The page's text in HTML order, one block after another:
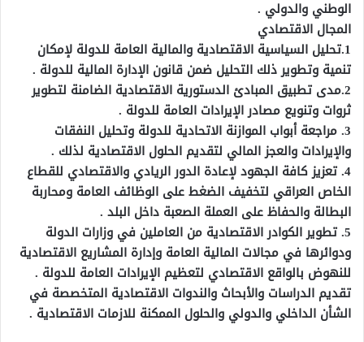
الوطني والدولي .
المجال الاقتصادي
1.تحليل السياسية الاقتصادية والمالية العامة للدولة لإمكان
تنمية وتطوير ذلك التحليل ضمن قانون الإدارة المالية للدولة .
2.مدى تطبيق المبادئ الدستورية الاقتصادية الضامنة لتطوير
ثروات وتنويع مصادر الإيرادات العامة للدولة .
3. مراجعة أبواب الموازنة الاتحادية للدولة وتحليل النفقات
والإيرادات والعجز المالي لتقديم الحلول الاقتصادية لذلك .
4. تعزيز كافة الجهود لإعادة الدور الريادي والاقتصادي للقطاع
الخاص العراقي لتخفيف الضغط على الوظائف العامة ومحاربة
البطالة والحفاظ على العملة الصعبة داخل البلد .
5. تطوير الكوادر الاقتصادية من العاملين في وزارات الدولة
ودوائرها في مجالات المالية العامة وإدارة المشاريع الاقتصادية
للنهوض بالواقع الاقتصادي لتعظيم الإيرادات العامة للدولة .
تقديم الدراسات والأبحاث والندوات الاقتصادية المتخصصة في
الشأن الداخلي والدولي والحلول الممكنة للازمات الاقتصادية .